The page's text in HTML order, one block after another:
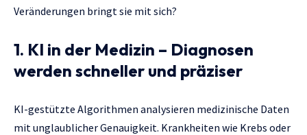
Veränderungen bringt sie mit sich?
1. KI in der Medizin – Diagnosen
werden schneller und präziser
KI-gestützte Algorithmen analysieren medizinische Daten
mit unglaublicher Genauigkeit. Krankheiten wie Krebs oder